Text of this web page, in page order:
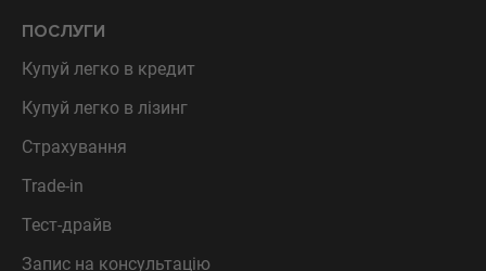
ПОСЛУГИ
Купуй легко в кредит
Купуй легко в лізинг
Страхування
Trade-in
Тест-драйв
Запис на консультацію